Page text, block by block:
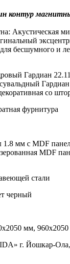
контур
Акустическая
бесшумного и
Гардиан
сувальдный
со
фурнитура
1.8 мм с MDF
MDF
стали
черный
мм,
г. Йошкар-